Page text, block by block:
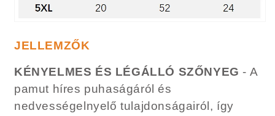
JELLEMZŐK
KÉNYELMES ÉS LÉGÁLLÓ SZŐNYEG - A
pamut híres puhaságáról és
nedvességelnyelő tulajdonságairól, így